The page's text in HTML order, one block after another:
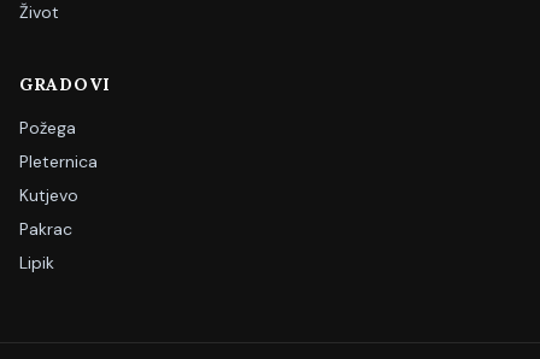
Život
GRADOVI
Požega
Pleternica
Kutjevo
Pakrac
Lipik